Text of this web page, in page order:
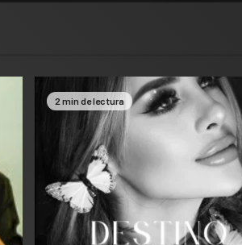
2 min de lectura